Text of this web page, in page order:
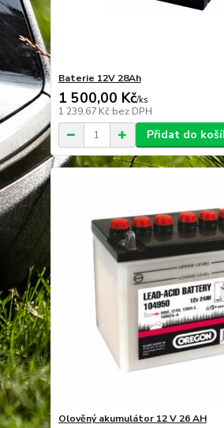
Baterie 12V 28Ah
1 500,00 Kč/ks
1 239,67 Kč bez DPH
Přidat do
Olověný akumulátor 12 V 26 AH